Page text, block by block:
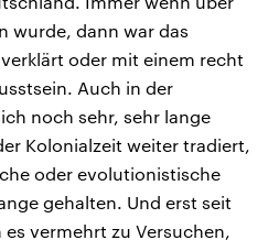
wurde, dann war das
oder mit einem recht
Auch in der
noch sehr, sehr lange
Kolonialzeit weiter tradiert,
oder evolutionistische
gehalten. Und erst seit
vermehrt zu Versuchen,